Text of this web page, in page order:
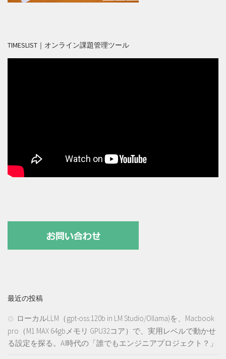
TIMESLIST｜オンライン課題管理ツール
最近の投稿
ローカルLLM（gpt-oss:120b in LM Studio/Ollama)を、Macbook
pro（M1 MAX 64gbメモリ GPU32コア）で、実用レベルで動かせ
る設定を探る。AI時代の「誰でもエンジニアプロジェクト？」